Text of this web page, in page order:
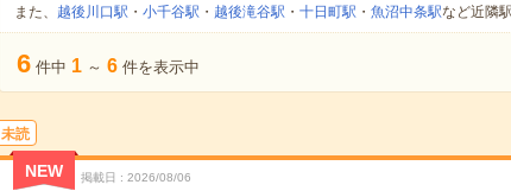
また、 越後川口駅 ・ 小千谷駅 ・ 越後滝谷駅 ・ 十日町駅 ・ 魚沼中条駅など近隣
6 件中 1 ～ 6 件を表示中
未読
NEW 掲載日 2026/08/06